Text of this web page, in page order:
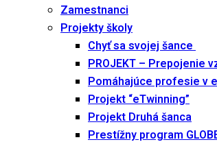
Zamestnanci
Projekty školy
Chyť sa svojej šance
PROJEKT – Prepojenie
Pomáhajúce profesie v
Projekt “eTwinning”
Projekt Druhá šanca
Prestížny program